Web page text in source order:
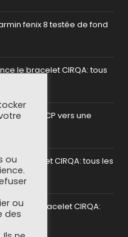
fenix 8 testée de fond
le bracelet CIRQA: tous
serveur MCP vers une
le bracelet CIRQA: tous les
le bracelet CIRQA:
ou
ou
des